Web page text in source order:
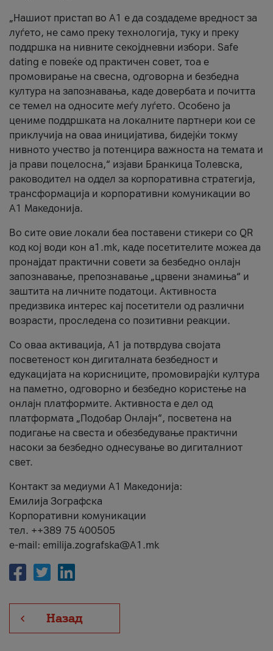
„Нашиот пристап во А1 е да создадеме вредност за
луѓето, не само преку технологија, туку и преку
поддршка на нивните секојдневни избори. Safe
dating е повеќе од практичен совет, тоа е
промовирање на свесна, одговорна и безбедна
култура на запознавања, каде довербата и почитта
се темел на односите меѓу луѓето. Особено ја
цениме поддршката на локалните партнери кои се
приклучија на оваа иницијатива, бидејќи токму
нивното учество ја потенцира важноста на темата и
ја прави поцелосна,“ изјави Бранкица Толевска,
раководител на оддел за корпоративна стратегија,
трансформација и корпоративни комуникации во
А1 Македонија.
Во сите овие локали беа поставени стикери со QR
код кој води кон a1.mk, каде посетителите можеа да
пронајдат практични совети за безбедно онлајн
запознавање, препознавање „црвени знамиња“ и
заштита на личните податоци. Активноста
предизвика интерес кај посетители од различни
возрасти, проследена со позитивни реакции.
Со оваа активација, А1 ја потврдува својата
посветеност кон дигиталната безбедност и
едукацијата на корисниците, промовирајќи култура
на паметно, одговорно и безбедно користење на
онлајн платформите. Активноста е дел од
платформата „Подобар Онлајн“, посветена на
подигање на свеста и обезбедување практични
насоки за безбедно однесување во дигиталниот
свет.
Контакт за медиуми А1 Македонија:
Емилија Зографска
Корпоративни комуникации
тел. ++389 75 400505
e-mail: emilija.zografska@A1.mk
Назад